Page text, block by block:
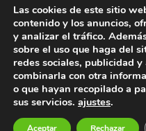
Copyright © 2026,
PADELPINTURAS.COM.
Las cookies de este sitio
contenido y los anuncios,
y analizar el tráfico.
sobre el uso que haga del
redes sociales, publicidad
combinarla con otra
o que hayan recopilado a
sus servicios. ajustes.
Aceptar Rechazar